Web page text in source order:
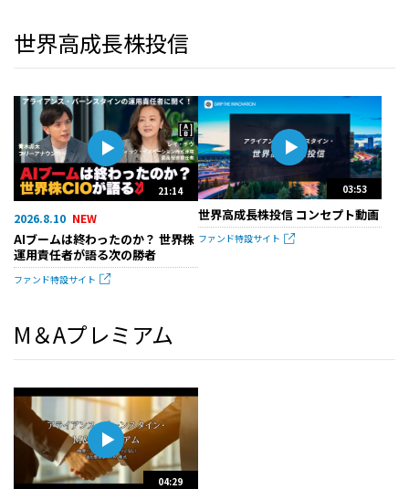
世界高成長株投信
21:14
2026.8.10
AIブームは終わったのか？ 世界株
運用責任者が語る次の勝者
ファンド特設サイト
03:53
世界高成長株投信 コンセプト動画
ファンド特設サイト
M＆Aプレミアム
04:29